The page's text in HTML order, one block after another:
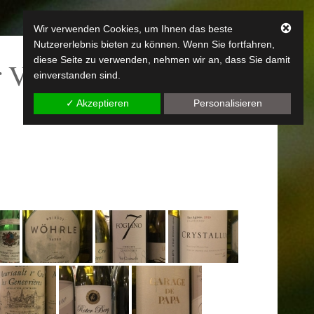
Wir verwenden Cookies, um Ihnen das beste
Nutzererlebnis bieten zu können. Wenn Sie fortfahren,
diese Seite zu verwenden, nehmen wir an, dass Sie damit
einverstanden sind.
✓ Akzeptieren Personalisieren